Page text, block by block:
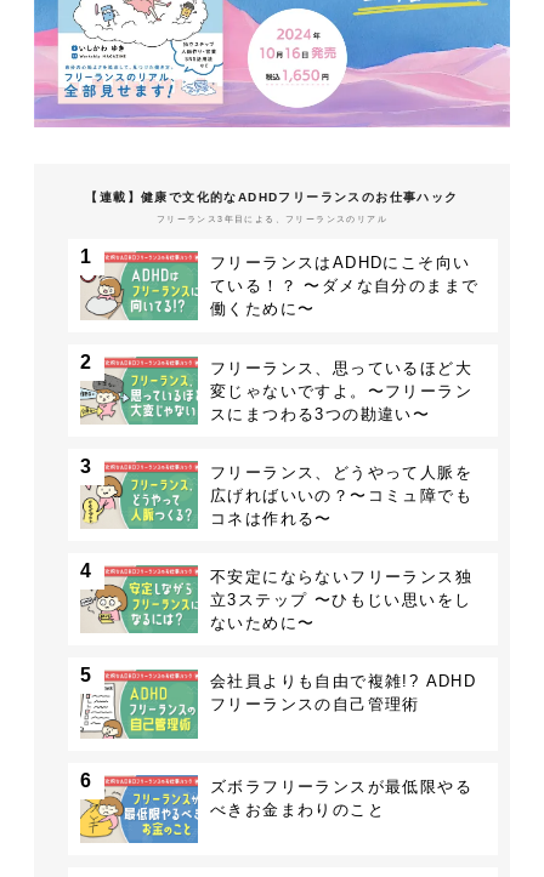
【連載】健康で文化的なADHDフリーランスのお仕事ハック
フリーランス3年目による、フリーランスのリアル
1
フリーランスはADHDにこそ向い
ている！？ 〜ダメな自分のままで
働くために〜
2
フリーランス、思っているほど大
変じゃないですよ。〜フリーラン
スにまつわる3つの勘違い〜
3
フリーランス、どうやって人脈を
広げればいいの？〜コミュ障でも
コネは作れる〜
4
不安定にならないフリーランス独
立3ステップ 〜ひもじい思いをし
ないために〜
5
会社員よりも自由で複雑!? ADHD
フリーランスの自己管理術
6
ズボラフリーランスが最低限やる
べきお金まわりのこと